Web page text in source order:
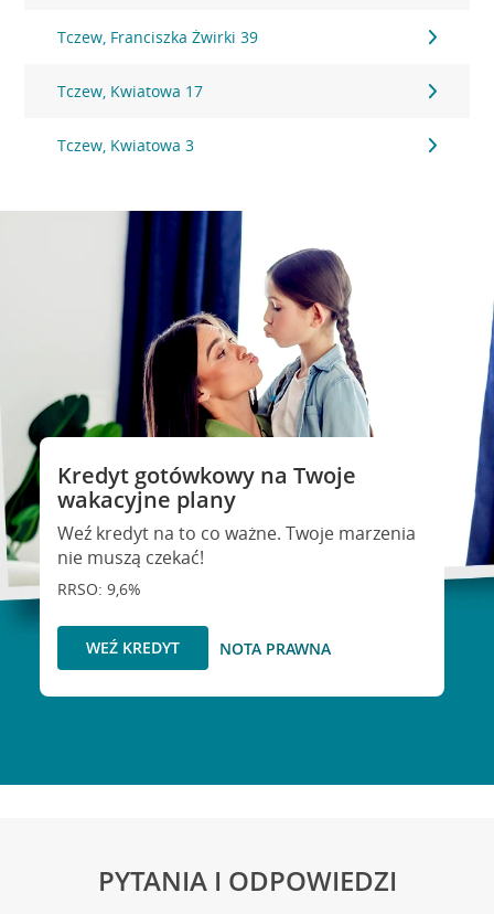
Tczew, Franciszka Żwirki 39
Tczew, Kwiatowa 17
Tczew, Kwiatowa 3
Kredyt gotówkowy na Twoje
wakacyjne plany
Weź kredyt na to co ważne. Twoje marzenia
nie muszą czekać!
RRSO: 9,6%
WEŹ KREDYT NOTA PRAWNA
PYTANIA I ODPOWIEDZI